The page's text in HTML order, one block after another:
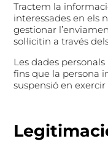
Tractem la
interessades en els
gestionar
sol·licitin a través
Les dades
fins que la persona
suspensió en exercir